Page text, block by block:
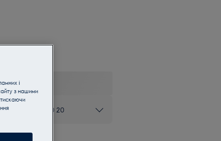
0 800 50 80 20
і
з нашими